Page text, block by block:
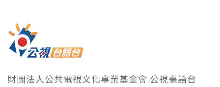
財團法人公共電視文化事業基金會 公視臺語台